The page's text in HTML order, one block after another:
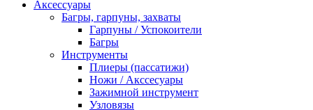
Аксессуары
Багры, гарпуны, захваты
Гарпуны / Успокоители
Багры
Инструменты
Плиеры (пассатижи)
Ножи / Акссесуары
Зажимной инструмент
Узловязы